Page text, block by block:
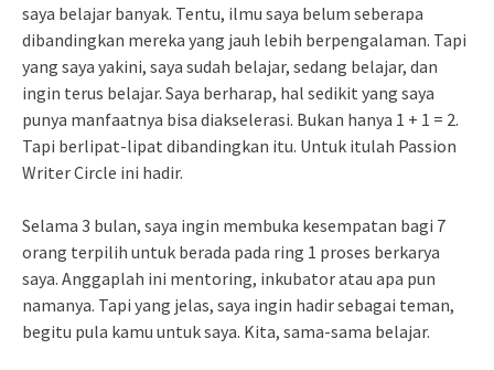
saya belajar banyak. Tentu, ilmu saya belum seberapa
dibandingkan mereka yang jauh lebih berpengalaman. Tapi
yang saya yakini, saya sudah belajar, sedang belajar, dan
ingin terus belajar. Saya berharap, hal sedikit yang saya
punya manfaatnya bisa diakselerasi. Bukan hanya 1 + 1 = 2.
Tapi berlipat-lipat dibandingkan itu. Untuk itulah Passion
Writer Circle ini hadir.
Selama 3 bulan, saya ingin membuka kesempatan bagi 7
orang terpilih untuk berada pada ring 1 proses berkarya
saya. Anggaplah ini mentoring, inkubator atau apa pun
namanya. Tapi yang jelas, saya ingin hadir sebagai teman,
begitu pula kamu untuk saya. Kita, sama-sama belajar.